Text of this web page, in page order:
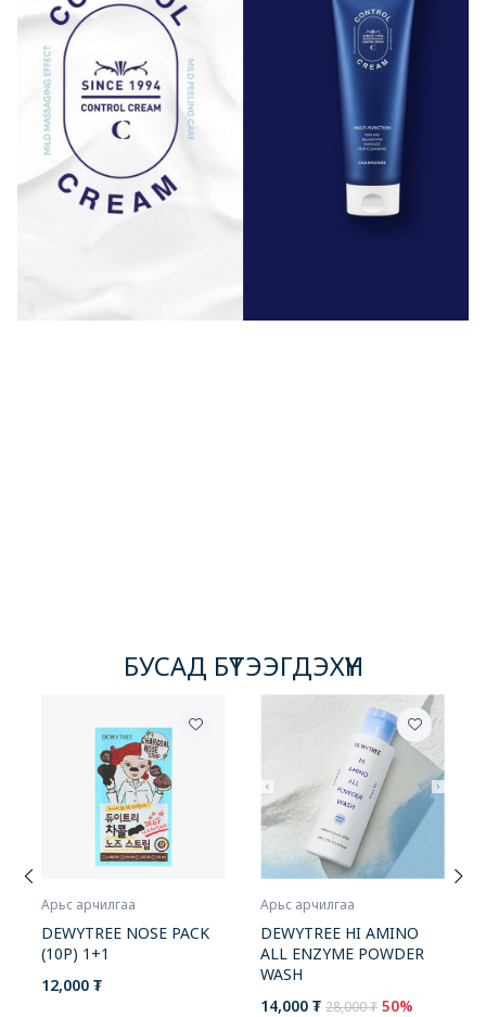
БУСАД БҮТЭЭГДЭХҮҮН
Арьс арчилгаа
DEWYTREE NOSE PACK
(10P) 1+1
12,000 ₮
Арьс арчилгаа
DEWYTREE HI AMINO
ALL ENZYME POWDER
WASH
14,000 ₮ 28,000 ₮ 50%